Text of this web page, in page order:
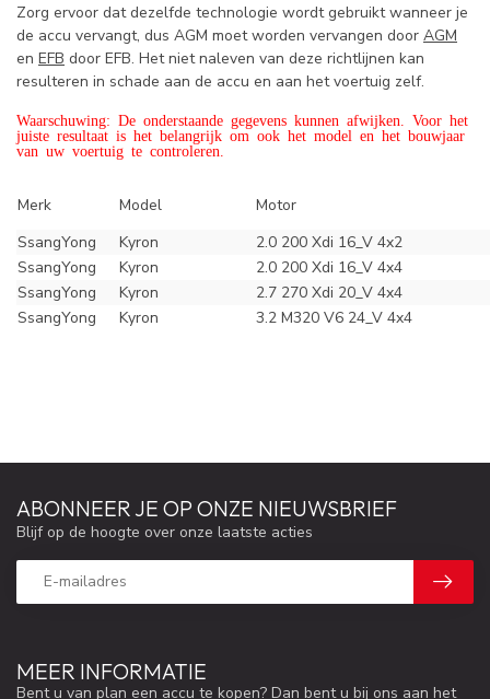
Zorg ervoor dat dezelfde technologie wordt gebruikt wanneer je
de accu vervangt, dus AGM moet worden vervangen door AGM
en EFB door EFB. Het niet naleven van deze richtlijnen kan
resulteren in schade aan de accu en aan het voertuig zelf.
Waarschuwing: De onderstaande gegevens kunnen afwijken. Voor het
juiste resultaat is het belangrijk om ook het model en het bouwjaar
van uw voertuig te controleren.
Merk Model
Motor
SsangYong
Kyron
2.0 200 Xdi 16_V 4x2
SsangYong
Kyron
2.0 200 Xdi 16_V 4x4
SsangYong
Kyron
2.7 270 Xdi 20_V 4x4
SsangYong
Kyron 3.2 M320 V6 24_V 4x4
MEER INFORMATIE
Bent u van plan een accu te kopen? Dan bent u bij ons aan het
ABONNEER JE OP ONZE NIEUWSBRIEF
Blijf op de hoogte over onze laatste acties